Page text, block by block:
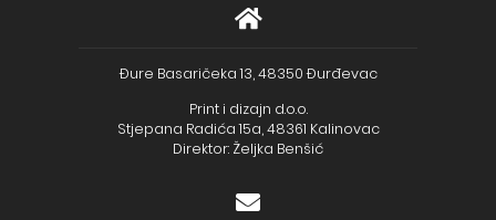
Đure Basaričeka 13, 48350 Đurđevac
Print i dizajn d.o.o.
Stjepana Radića 15a, 48361 Kalinovac
Direktor: Željka Benšić